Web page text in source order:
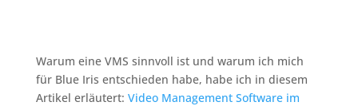
Warum eine VMS sinnvoll ist und warum ich mich
für Blue Iris entschieden habe, habe ich in diesem
Artikel erläutert: Video Management Software im